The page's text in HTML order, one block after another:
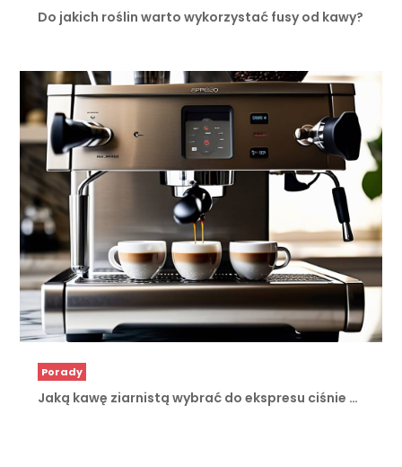
Do jakich roślin warto wykorzystać fusy od kawy?
Porady
Jaką kawę ziarnistą wybrać do ekspresu ciśnie …